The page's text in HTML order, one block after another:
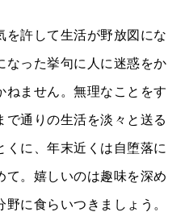
を許して生活が野放図にな
なった挙句に人に迷惑をか
ねません。無理なことをす
で通りの生活を淡々と送る
くに、年末近くは自堕落に
て。嬉しいのは趣味を深め
に食らいつきましょう。